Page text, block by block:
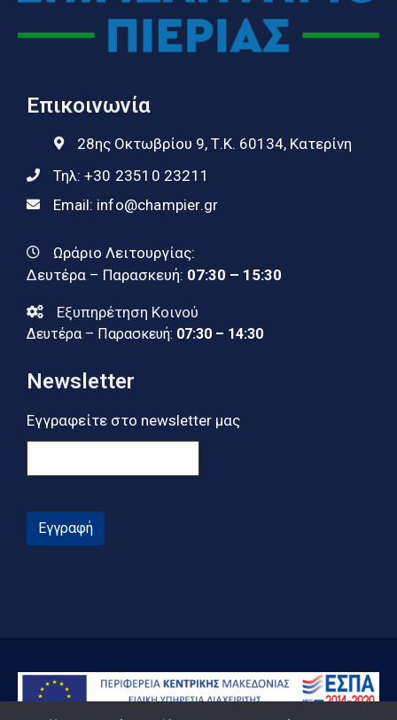
Επικοινωνία
28ης Οκτωβρίου 9, Τ.Κ. 60134, Κατερίνη
Τηλ: +30 23510 23211
Email: info@champier.gr
Ωράριο Λειτουργίας:
Δευτέρα – Παρασκευή: 07:30 – 15:30
Εξυπηρέτηση Κοινού
Δευτέρα – Παρασκευή: 07:30 – 14:30
Newsletter
Εγγραφείτε στο newsletter μας
Εγγραφή